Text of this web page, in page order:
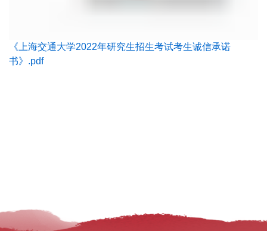
《上海交通大学2022年研究生招生考试考生诚信承诺
书》.pdf